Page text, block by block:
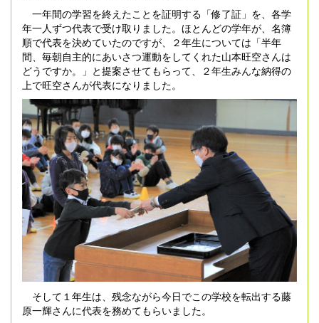
一年間の学習を終えたことを証明する「修了証」を、各学
年一人ずつ代表で受け取りました。ほとんどの学年が、名簿
順で代表を決めていたのですが、２年生については「半年
間、毎朝自主的にあいさつ運動をしてくれた山本旺空さんは
どうですか。」と提案させてもらって、２年生みんな納得の
上で旺空さんが代表になりました。
そして１年生は、残念ながら今日でこの学校を転出する藤
原一輝さんに代表を務めてもらいました。